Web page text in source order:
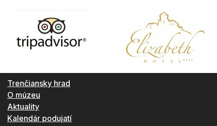
Trenčiansky hrad
O múzeu
Aktuality
Kalendár podujatí